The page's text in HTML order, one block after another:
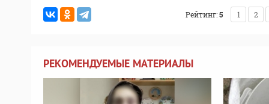
Рейтинг:5 1 2
РЕКОМЕНДУЕМЫЕ МАТЕРИАЛЫ